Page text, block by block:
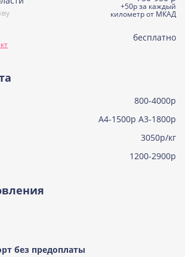
Сметанная
Узнать подробнее о начинке
Узнать подробнее о начинке
+50р за каждый
километр от МКАД
бесплатно
800-4000р
А4-1500р А3-1800р
3050р/кг
1200-2900р
без предоплаты